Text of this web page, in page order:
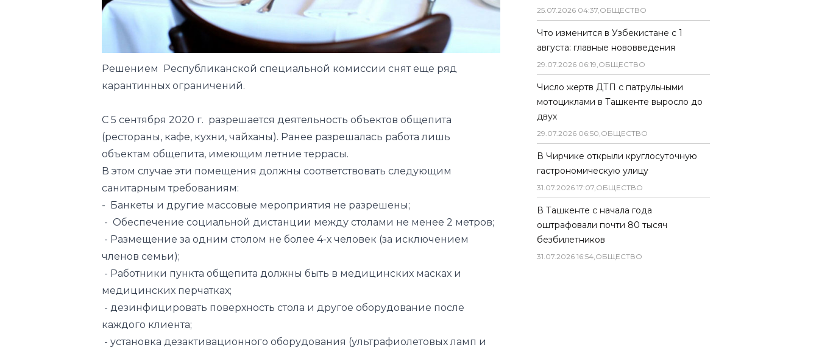
Решением Республиканской специальной комиссии снят еще ряд
карантинных ограничений.
С 5 сентября 2020 г. разрешается деятельность объектов общепита
(рестораны, кафе, кухни, чайханы). Ранее разрешалась работа лишь
В этом случае эти помещения должны соответствовать следующим
санитарным требованиям:
- Банкеты и другие массовые мероприятия не разрешены;
- Обеспечение социальной дистанции между столами не менее 2 метров;
- Размещение за одним столом не более 4-х человек (за исключением
членов семьи);
- Работники пункта общепита должны быть в медицинских масках и
медицинских перчатках;
- дезинфицировать поверхность стола и другое оборудование после
каждого клиента;
- установка дезактивационного оборудования (ультрафиолетовых ламп и
др.) в зданиях и помещениях, а также в системе циркуляции воздуха.
Еда Бизнес Карантин
25.07.2026 04:37,ОБЩЕСТВО
Что изменится в Узбекистане с 1
августа: главные нововведения
29.07.2026 06:19,ОБЩЕСТВО
Число жертв ДТП с патрульными
мотоциклами в Ташкенте выросло до
двух
29.07.2026 06:50,ОБЩЕСТВО
В Чирчике открыли круглосуточную
гастрономическую улицу
31.07.2026 17:07,ОБЩЕСТВО
В Ташкенте с начала года
оштрафовали почти 80 тысяч
безбилетников
31.07.2026 16:54,ОБЩЕСТВО